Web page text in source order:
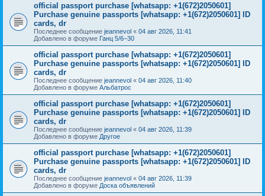
official passport purchase [whatsapp: +1(672)2050601]
Purchase genuine passports [whatsapp: +1(672)2050601] ID
cards, dr
Последнее сообщение jeannevol « 04 авг 2026, 11:41
Добавлено в форуме Ганц 5/6–30
official passport purchase [whatsapp: +1(672)2050601]
Purchase genuine passports [whatsapp: +1(672)2050601] ID
cards, dr
Последнее сообщение jeannevol « 04 авг 2026, 11:40
Добавлено в форуме Альбатрос
official passport purchase [whatsapp: +1(672)2050601]
Purchase genuine passports [whatsapp: +1(672)2050601] ID
cards, dr
Последнее сообщение jeannevol « 04 авг 2026, 11:39
Добавлено в форуме Другое
official passport purchase [whatsapp: +1(672)2050601]
Purchase genuine passports [whatsapp: +1(672)2050601] ID
cards, dr
Последнее сообщение jeannevol « 04 авг 2026, 11:39
Добавлено в форуме Доска объявлений